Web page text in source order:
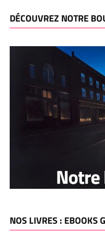
DÉCOUVREZ NOTRE
NOS LIVRES : EBOOKS